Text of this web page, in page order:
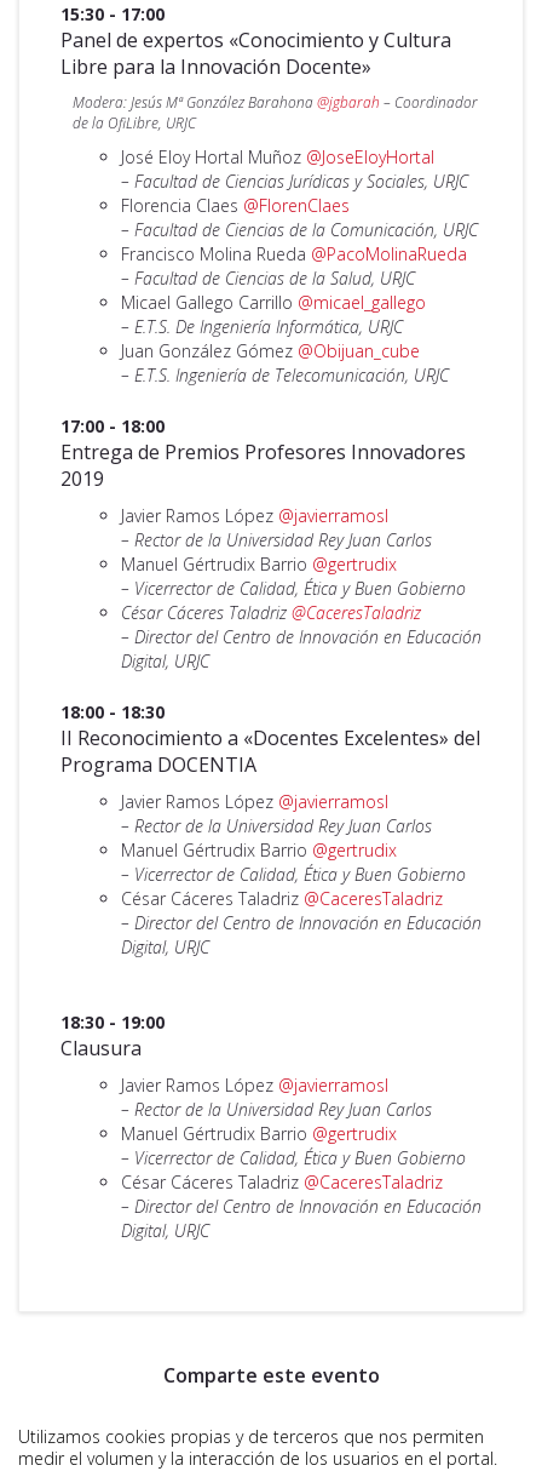
Utilizamos cookies propias y de terceros que nos permiten
medir el volumen y la interacción de los usuarios en el portal.
15:30 - 17:00
Panel de expertos «Conocimiento y Cultura
Libre para la Innovación Docente»
Modera: Jesús Mª González Barahona@jgbarah – Coordinador
de la OfiLibre, URJC
José Eloy Hortal Muñoz @JoseEloyHortal
– Facultad de Ciencias Jurídicas y Sociales, URJC
Florencia Claes @FlorenClaes
– Facultad de Ciencias de la Comunicación, URJC
Francisco Molina Rueda @PacoMolinaRueda
– Facultad de Ciencias de la Salud, URJC
Micael Gallego Carrillo @micael_gallego
– E.T.S. De Ingeniería Informática, URJC
Juan González Gómez @Obijuan_cube
– E.T.S. Ingeniería de Telecomunicación, URJC
17:00 - 18:00
Entrega de Premios Profesores Innovadores
2019
Javier Ramos López @javierramosl
– Rector de la Universidad Rey Juan Carlos
Manuel Gértrudix Barrio @gertrudix
– Vicerrector de Calidad, Ética y Buen Gobierno
César Cáceres Taladriz @CaceresTaladriz
– Director del Centro de Innovación en Educación
Digital, URJC
18:00 - 18:30
II Reconocimiento a «Docentes Excelentes» del
Programa DOCENTIA
Javier Ramos López @javierramosl
– Rector de la Universidad Rey Juan Carlos
Manuel Gértrudix Barrio @gertrudix
– Vicerrector de Calidad, Ética y Buen Gobierno
César Cáceres Taladriz @CaceresTaladriz
– Director del Centro de Innovación en Educación
Digital, URJC
18:30 - 19:00
Clausura
Javier Ramos López @javierramosl
– Rector de la Universidad Rey Juan Carlos
Manuel Gértrudix Barrio @gertrudix
– Vicerrector de Calidad, Ética y Buen Gobierno
César Cáceres Taladriz @CaceresTaladriz
– Director del Centro de Innovación en Educación
Digital, URJC
Comparte este evento